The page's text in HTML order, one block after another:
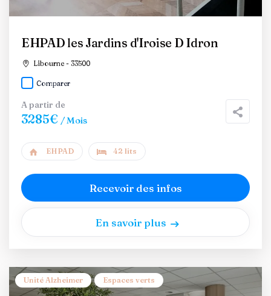
EHPAD les Jardins d'Iroise D Idron
Libourne - 33500
Comparer
A partir de
3285€ / Mois
EHPAD 42 lits
Recevoir des infos
En savoir plus
Unité Alzheimer Espaces verts